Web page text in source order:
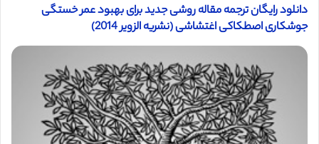
دانلود رایگان ترجمه مقاله روشی جدید برای بهبود عمر خستگی
جوشکاری اصطکاکی اغتشاشی (نشریه الزویر 2014)